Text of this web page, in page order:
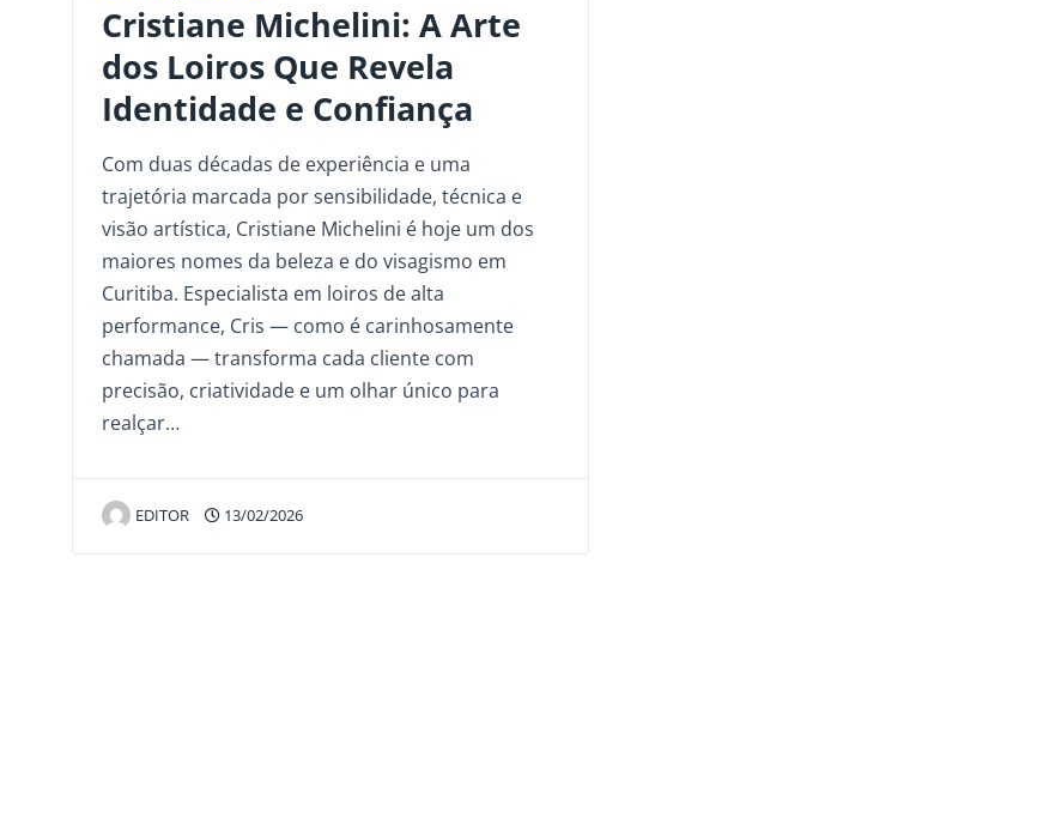
Cristiane Michelini: A Arte
dos Loiros Que Revela
Identidade e Confiança
Com duas décadas de experiência e uma
trajetória marcada por sensibilidade, técnica e
visão artística, Cristiane Michelini é hoje um dos
maiores nomes da beleza e do visagismo em
Curitiba. Especialista em loiros de alta
performance, Cris — como é carinhosamente
chamada — transforma cada cliente com
precisão, criatividade e um olhar único para
realçar…
EDITOR 13/02/2026